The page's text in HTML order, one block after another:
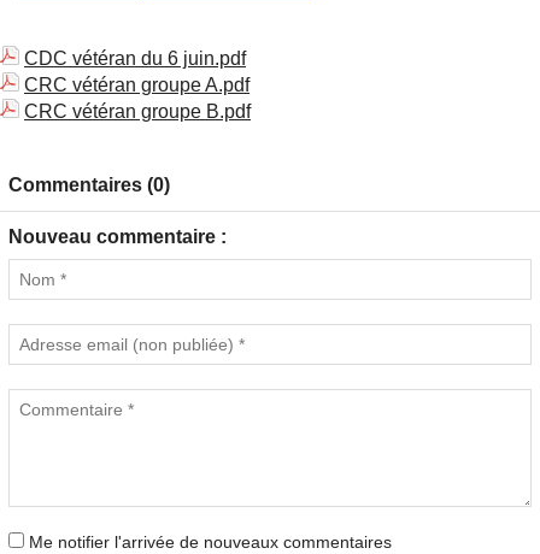
CDC vétéran du 6 juin.pdf
CRC vétéran groupe A.pdf
CRC vétéran groupe B.pdf
Commentaires (0)
Nouveau commentaire :
Me notifier l'arrivée de nouveaux commentaires